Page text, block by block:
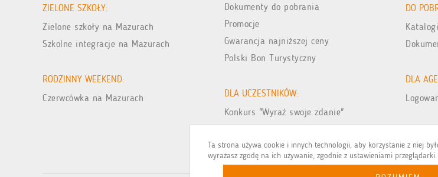
Ta strona używa cookie i innych technologii, aby korzystanie z niej
wyrażasz zgodę na ich używanie, zgodnie z ustawieniami
ZIELONE SZKOŁY:
Zielone szkoły na Mazurach
Szkolne integracje na Mazurach
RODZINNY WEEKEND:
Czerwcówka na Mazurach
Dokumenty do pobrania
Promocje
Gwarancja najniższej ceny
Polski Bon Turystyczny
DLA UCZESTNIKÓW:
Konkurs "Wyraź swoje zdanie"
Galeria zdjęć z wakacji
DO
Katalogi
DLA